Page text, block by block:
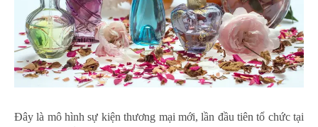
Đây là mô hình sự kiện thương mại mới, lần đầu tiên tổ chức tại